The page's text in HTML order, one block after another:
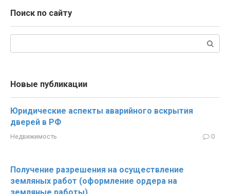
Поиск по сайту
Новые публикации
Юридические аспекты аварийного вскрытия
дверей в РФ
Недвижимость 0
Получение разрешения на осуществление
земляных работ (оформление ордера на